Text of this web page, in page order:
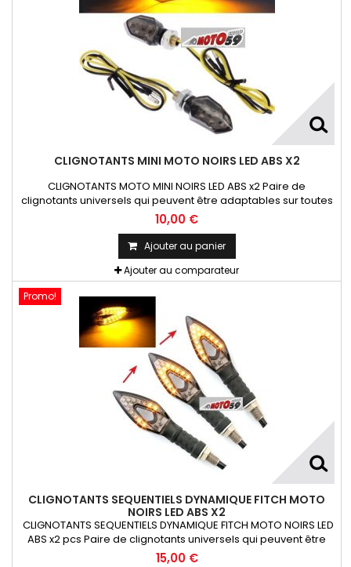
CLIGNOTANTS MINI MOTO NOIRS LED ABS X2
CLIGNOTANTS MOTO MINI NOIRS LED ABS x2 Paire de
clignotants universels qui peuvent être adaptables sur toutes
motos ou scooters
10,00 €
Ajouter au panier
Ajouter au comparateur
Promo!
CLIGNOTANTS SEQUENTIELS DYNAMIQUE FITCH MOTO
NOIRS LED ABS X2
CLIGNOTANTS SEQUENTIELS DYNAMIQUE FITCH MOTO NOIRS LED
ABS x2 pcs Paire de clignotants universels qui peuvent être
adaptables sur toutes motos ou scooters
15,00 €